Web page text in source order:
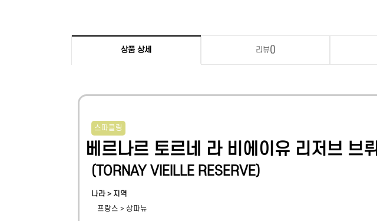
상품 상세 리뷰()
스파클링
베르나르 토르네 라 비에이유 리저브 브뤼
(TORNAY VIEILLE RESERVE)
나라 > 지역
프랑스 > 상파뉴